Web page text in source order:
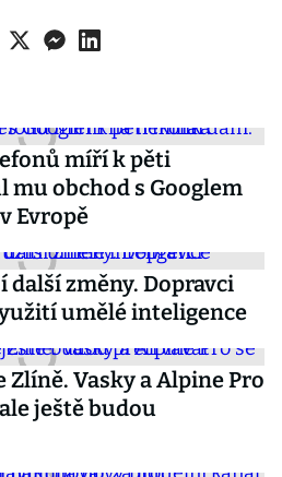
míří k pěti
obchod s Googlem
Evropě
další změny. Dopravci
umělé inteligence
Zlíně. Vasky a Alpine Pro
ještě budou